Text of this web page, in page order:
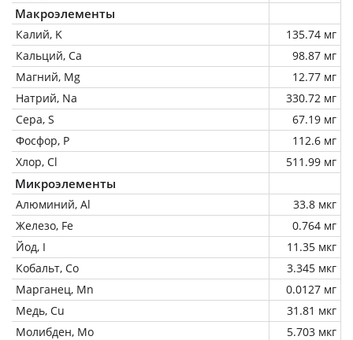
Макроэлементы
Калий, K
135.74 мг
Кальций, Ca
98.87 мг
Магний, Mg
12.77 мг
Натрий, Na
330.72 мг
Сера, S
67.19 мг
Фосфор, P
112.6 мг
Хлор, Cl
511.99 мг
Микроэлементы
Алюминий, Al
33.8 мкг
Железо, Fe
0.764 мг
Йод, I
11.35 мкг
Кобальт, Co
3.345 мкг
Марганец, Mn
0.0127 мг
Медь, Cu
31.81 мкг
Молибден, Mo
5.703 мкг